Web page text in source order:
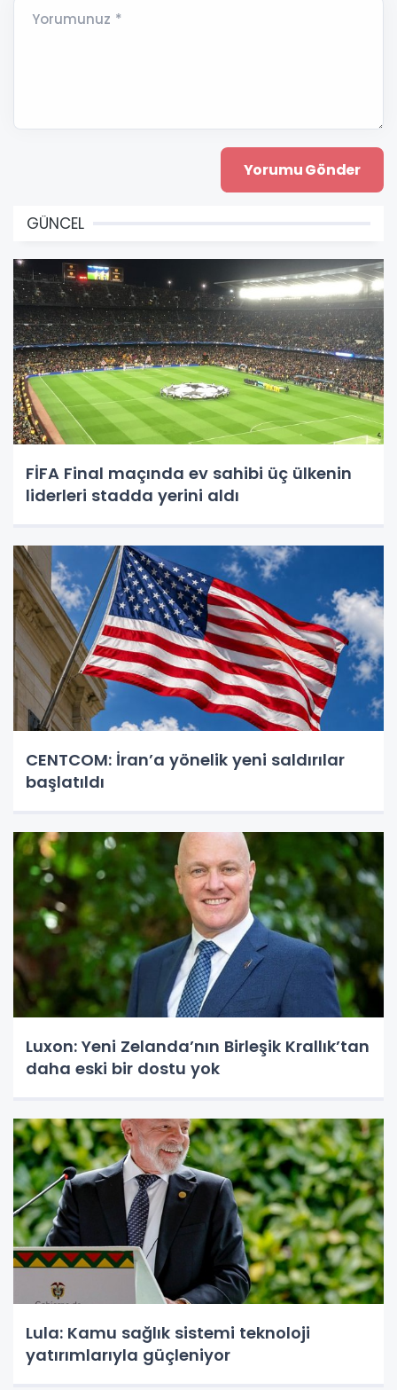
Yorumunuz *
GÜNCEL
FİFA Final maçında ev sahibi üç ülkenin
liderleri stadda yerini aldı
CENTCOM: İran’a yönelik yeni saldırılar
başlatıldı
Luxon: Yeni Zelanda’nın Birleşik Krallık’tan
daha eski bir dostu yok
Lula: Kamu sağlık sistemi teknoloji
yatırımlarıyla güçleniyor